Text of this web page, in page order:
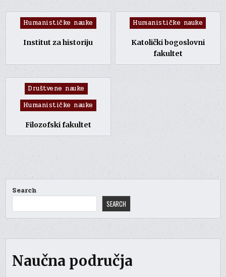
Posted
in
Humanističke nauke
Institut za historiju
Posted
in
Humanističke nauke
Katolički bogoslovni
fakultet
Posted
in
Društvene nauke
Humanističke nauke
Filozofski fakultet
Search
SEARCH
Naučna područja